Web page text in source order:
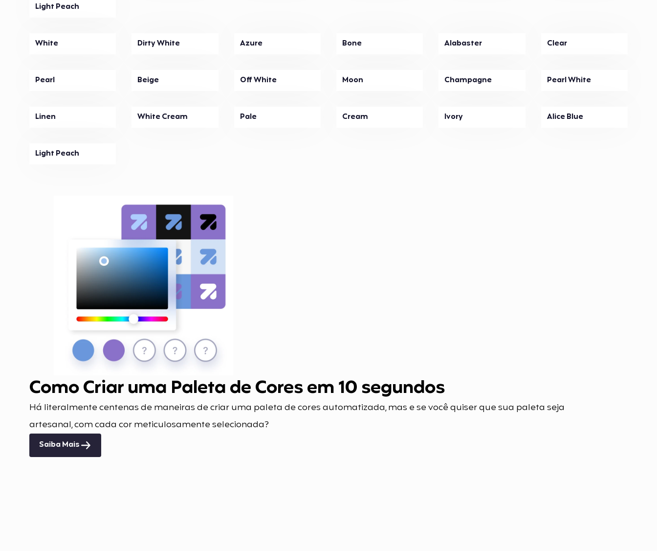
Light Peach
White Dirty White Azure Bone Alabaster Clear
Pearl Beige Off White Moon Champagne Pearl White
Linen White Cream Pale Cream Ivory Alice Blue
Light Peach
Como Criar uma Paleta de Cores em 10 segundos
Há literalmente centenas de maneiras de criar uma paleta de cores automatizada, mas e se você quiser que sua paleta seja
artesanal, com cada cor meticulosamente selecionada?
Saiba Mais